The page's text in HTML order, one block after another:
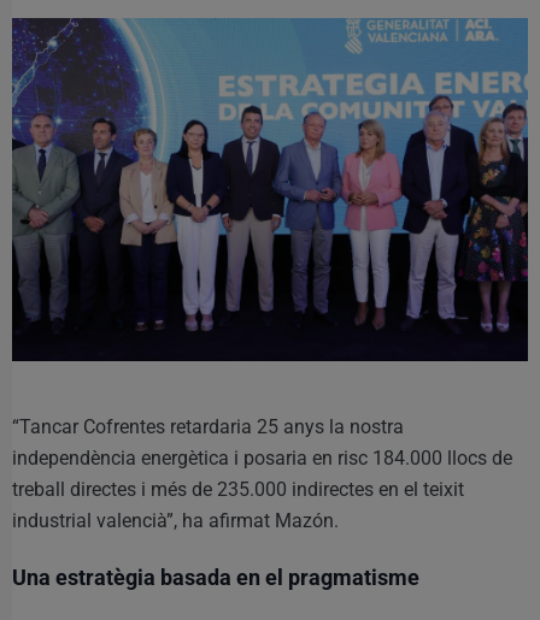
“Tancar Cofrentes retardaria 25 anys la nostra
independència energètica i posaria en risc 184.000 llocs de
treball directes i més de 235.000 indirectes en el teixit
industrial valencià”, ha afirmat Mazón.
Una estratègia basada en el pragmatisme